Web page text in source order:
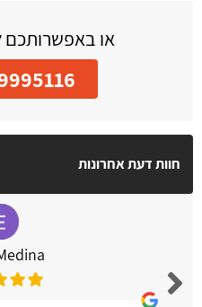
או באפשרותכם
חוות דעת אחרונות